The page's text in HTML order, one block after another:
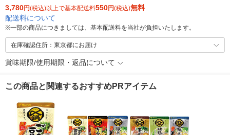
3,780円(税込)以上で基本配送料550円(税込)無料
配送料について
※一部の商品につきましては、基本配送料を当社が負担いたします。
在庫確認住所：東京都にお届け
賞味期限/使用期限・返品について
この商品と関連するおすすめPRアイテム